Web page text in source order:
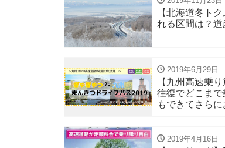
【北海道冬ト
れる区間は？
2019年6月29日
【九州高速乗
往復でどこま
もできてさらに
2019年4月16日